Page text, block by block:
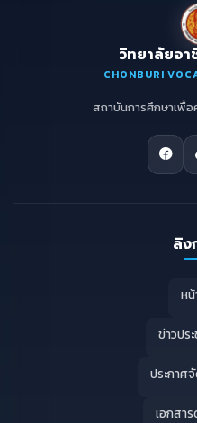
วิทยาลัยอ
CHONBURI
สถาบันการศึกษาเพื่อ
ลิง
ห
ข่าวปร
ประกาศ
เอกสา